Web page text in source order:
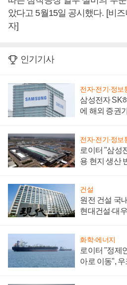
았다고 5월15일 공시했다. [비
자]
인기기사
전자·전기·정보
삼성전자 SK
에 해외 증권
전자·전기·정보
로이터 "삼성
용 현지 생산
건설
원전 건설 국
현대건설·대
화학·에너지
로이터 "정제
아로 이동",